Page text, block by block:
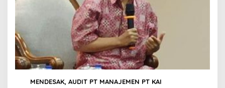
MENDESAK, AUDIT PT MANAJEMEN PT KAI